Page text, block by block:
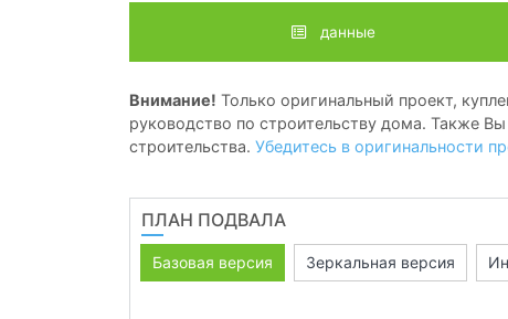
данные
Внимание! Только оригинальный проект,
руководство по строительству дома. Также
строительства. Убедитесь в оригинальности
ПЛАН ПОДВАЛА
Базовая версия Зеркальная версия